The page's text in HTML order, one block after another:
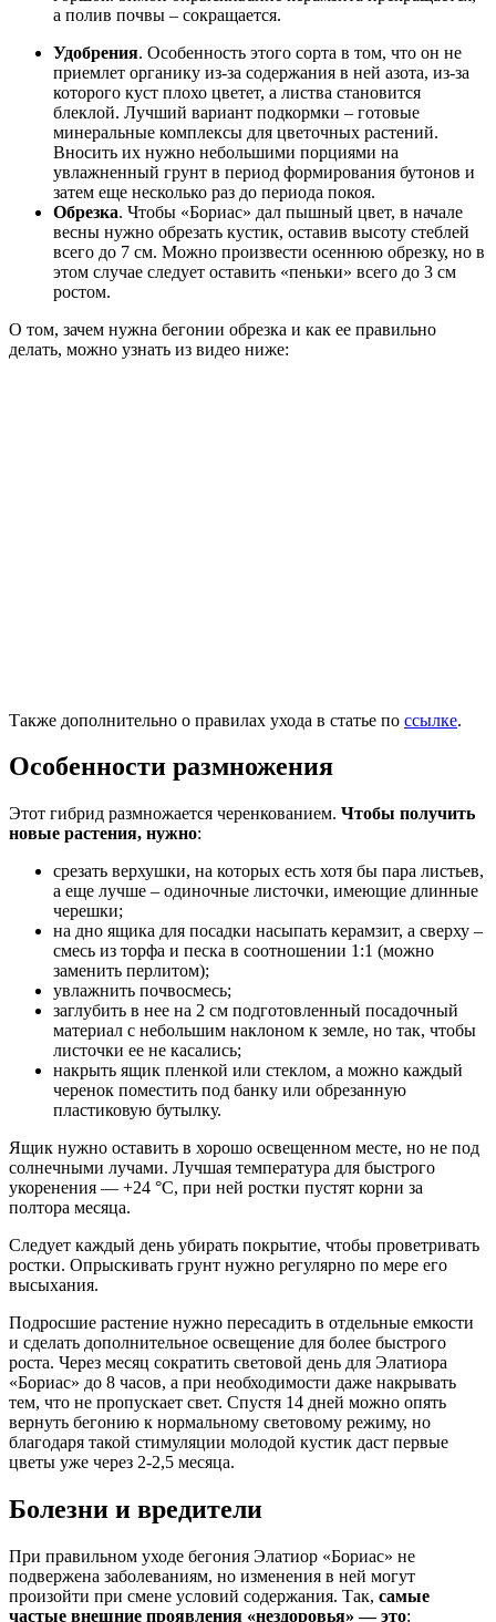
а полив почвы – сокращается.
Удобрения. Особенность этого сорта в том, что он не
приемлет органику из-за содержания в ней азота, из-за
которого куст плохо цветет, а листва становится
блеклой. Лучший вариант подкормки – готовые
минеральные комплексы для цветочных растений.
Вносить их нужно небольшими порциями на
увлажненный грунт в период формирования бутонов и
затем еще несколько раз до периода покоя.
Обрезка. Чтобы «Бориас» дал пышный цвет, в начале
весны нужно обрезать кустик, оставив высоту стеблей
всего до 7 см. Можно произвести осеннюю обрезку, но в
этом случае следует оставить «пеньки» всего до 3 см
ростом.
О том, зачем нужна бегонии обрезка и как ее правильно
делать, можно узнать из видео ниже:
Также дополнительно о правилах ухода в статье по ссылке.
Особенности размножения
Этот гибрид размножается черенкованием. Чтобы получить
новые растения, нужно:
срезать верхушки, на которых есть хотя бы пара листьев,
а еще лучше – одиночные листочки, имеющие длинные
черешки;
на дно ящика для посадки насыпать керамзит, а сверху –
смесь из торфа и песка в соотношении 1:1 (можно
заменить перлитом);
увлажнить почвосмесь;
заглубить в нее на 2 см подготовленный посадочный
материал с небольшим наклоном к земле, но так, чтобы
листочки ее не касались;
накрыть ящик пленкой или стеклом, а можно каждый
черенок поместить под банку или обрезанную
пластиковую бутылку.
Ящик нужно оставить в хорошо освещенном месте, но не под
солнечными лучами. Лучшая температура для быстрого
укоренения — +24 °С, при ней ростки пустят корни за
полтора месяца.
Следует каждый день убирать покрытие, чтобы проветривать
ростки. Опрыскивать грунт нужно регулярно по мере его
высыхания.
Подросшие растение нужно пересадить в отдельные емкости
и сделать дополнительное освещение для более быстрого
роста. Через месяц сократить световой день для Элатиора
«Бориас» до 8 часов, а при необходимости даже накрывать
тем, что не пропускает свет. Спустя 14 дней можно опять
вернуть бегонию к нормальному световому режиму, но
благодаря такой стимуляции молодой кустик даст первые
цветы уже через 2-2,5 месяца.
Болезни и вредители
При правильном уходе бегония Элатиор «Бориас» не
подвержена заболеваниям, но изменения в ней могут
произойти при смене условий содержания. Так, самые
частые внешние проявления «нездоровья» — это: